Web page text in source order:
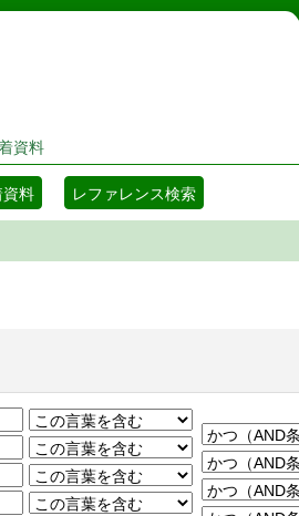
索・予約システム
資料
資料 レファレンス検索